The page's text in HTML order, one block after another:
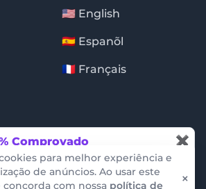
Comprovado
notificações são garantidas pela
da empresa ProveSource. Não
criar ou alterar os dados.
✖
para melhor experiência e
de anúncios. Ao usar este
concorda com nossa política de ×
🇺🇸 English
🇪🇸 Espanõl
🇫🇷 Français
- 2026 · Seguidores.com.br